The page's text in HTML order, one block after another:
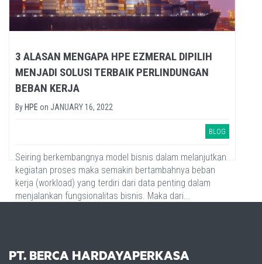
3 ALASAN MENGAPA HPE EZMERAL DIPILIH
MENJADI SOLUSI TERBAIK PERLINDUNGAN
BEBAN KERJA
By HPE on JANUARY 16, 2022
BLOG
Seiring berkembangnya model bisnis dalam melanjutkan
kegiatan proses maka semakin bertambahnya beban
kerja (workload) yang terdiri dari data penting dalam
menjalankan fungsionalitas bisnis. Maka dari...
PT. BERCA HARDAYAPERKASA